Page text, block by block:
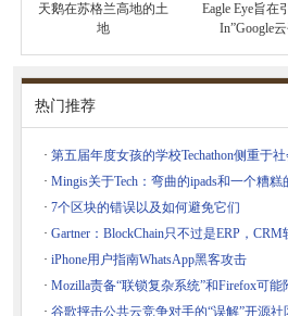
天鹅在苏格兰高地的土
地
Eagle Eye旨在
In”Google
热门推荐
· 第五届年度女孩的学校Techathon侧重于
· Mingis关于Tech：弯曲的ipads和一个糟糕
· 7个区块的错误以及如何避免它们
· Gartner：BlockChain只不过是ERP，
· iPhone用户指南WhatsApp黑客攻击
· Mozilla责备“联锁复杂系统”和Firefox可能
· 谷歌抨击公共云竞争对手的“误解”开源社